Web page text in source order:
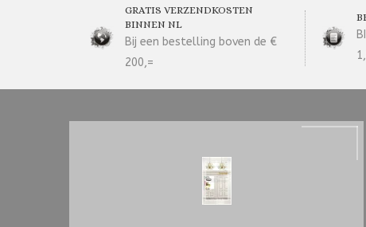
GRATIS VERZENDKOSTEN
BINNEN NL
Bij een bestelling boven de €
200,=